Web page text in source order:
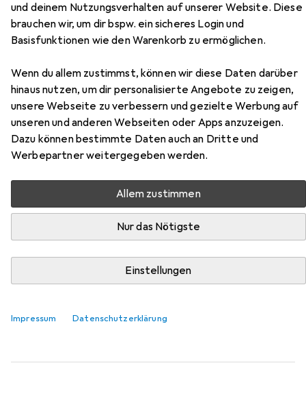
und deinem Nutzungsverhalten auf unserer Website. Diese
brauchen wir, um dir bspw. ein sicheres Login und
Basisfunktionen wie den Warenkorb zu ermöglichen.
Wenn du allem zustimmst, können wir diese Daten darüber
hinaus nutzen, um dir personalisierte Angebote zu zeigen,
unsere Webseite zu verbessern und gezielte Werbung auf
unseren und anderen Webseiten oder Apps anzuzeigen.
Dazu können bestimmte Daten auch an Dritte und
Werbepartner weitergegeben werden.
Allem zustimmen
Nur das Nötigste
Einstellungen
Impressum Datenschutzerklärung
Hund, Allgemein
Zubehör für Beeztees BZ
BALACRON LEINE AX BRN 100X2
Hier findest du passendes Zubehör zum Produkt
Beeztees BZ BALACRON LEINE AX BRN 100X2 aus der
Kategorie Halsband + Leine.
Relevanz
Produktliste
EUR
16,94